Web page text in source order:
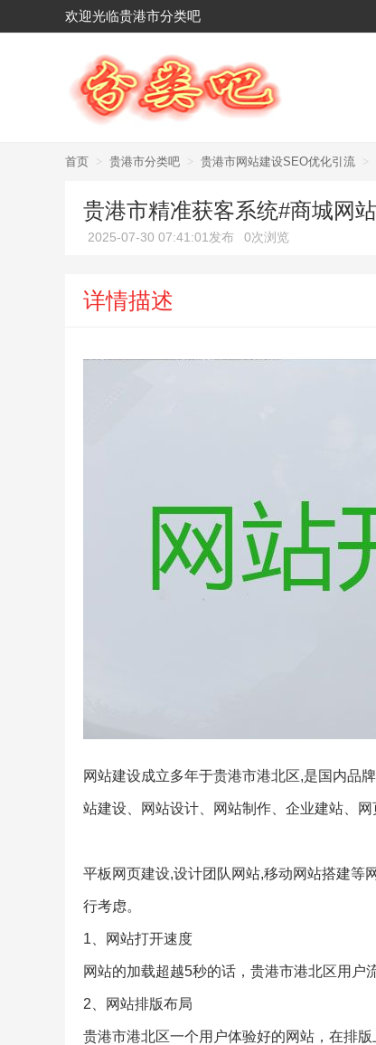
欢迎光临贵港市分类吧
首页 > 贵港市分类吧 > 贵港市网站建设SEO优化引流 >
贵港市精准获客系统#商城网
2025-07-30 07:41:01发布 0次浏览
详情描述
网站建设成立多年于贵港市港北区,是国内品
站建设、网站设计、网站制作、企业建站、
平板网页建设,设计团队网站,移动网站搭建等
行考虑。
1、网站打开速度
网站的加载超越5秒的话，贵港市港北区用户
2、网站排版布局
贵港市港北区一个用户体验好的网站，在排